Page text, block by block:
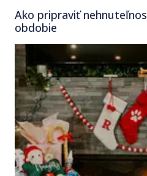
Ako pripraviť
obdobie